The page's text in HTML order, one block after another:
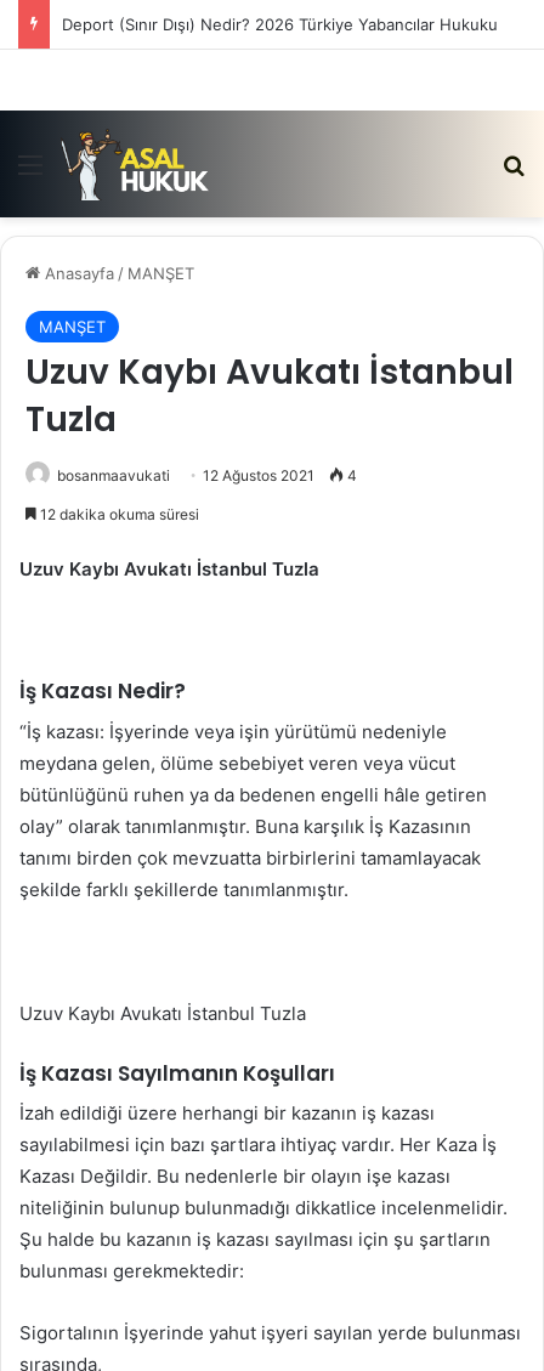
Satış Vaadi Sözleşmesi İptali Nedir?
Menü
Anasayfa / MANŞET
MANŞET
Uzuv Kaybı Avukatı İstanbul
Tuzla
bosanmaavukati 12 Ağustos 2021 4
12 dakika okuma süresi
Uzuv Kaybı Avukatı İstanbul Tuzla
İş Kazası Nedir?
“İş kazası: İşyerinde veya işin yürütümü nedeniyle
meydana gelen, ölüme sebebiyet veren veya vücut
bütünlüğünü ruhen ya da bedenen engelli hâle getiren
olay” olarak tanımlanmıştır. Buna karşılık İş Kazasının
tanımı birden çok mevzuatta birbirlerini tamamlayacak
şekilde farklı şekillerde tanımlanmıştır.
Uzuv Kaybı Avukatı İstanbul Tuzla
İş Kazası Sayılmanın Koşulları
İzah edildiği üzere herhangi bir kazanın iş kazası
sayılabilmesi için bazı şartlara ihtiyaç vardır. Her Kaza İş
Kazası Değildir. Bu nedenlerle bir olayın işe kazası
niteliğinin bulunup bulunmadığı dikkatlice incelenmelidir.
Şu halde bu kazanın iş kazası sayılması için şu şartların
bulunması gerekmektedir:
Sigortalının İşyerinde yahut işyeri sayılan yerde bulunması
sırasında,